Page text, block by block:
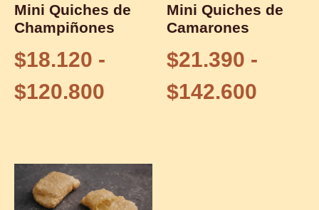
Mini Quiches de
Champiñones
$18.120 -
$120.800
Mini Quiches de
Camarones
$21.390 -
$142.600